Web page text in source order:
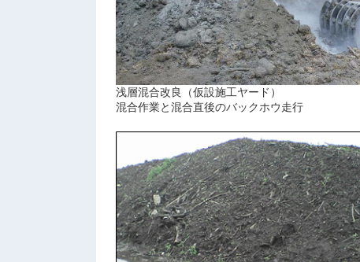
浅層混合改良（仮設施工ヤード）
混合作業と混合直後のバックホウ走行